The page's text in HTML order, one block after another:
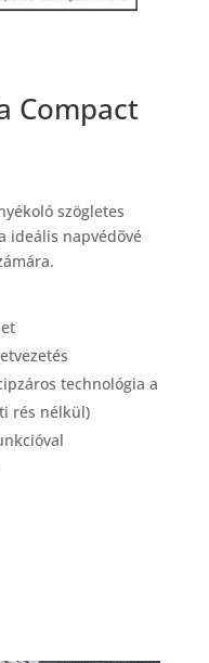
Compact
szögletes
ideális napvédõvé
technológia a
rés nélkül)